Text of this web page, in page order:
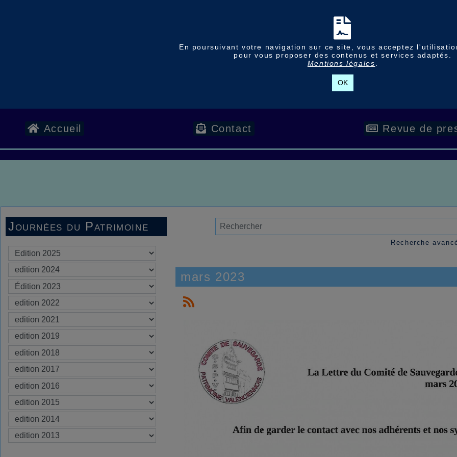
En poursuivant votre navigation sur ce site, vous acceptez
pour vous proposer des contenus et services adaptés.
Mentions légales
OK
Accueil Contact Revue de
Journées du Patrimoine
Recherche
mars 2023